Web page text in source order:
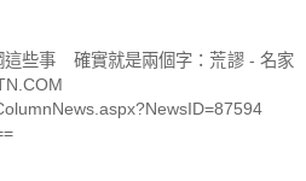
這些事 確實就是兩個字：荒謬 - 名家